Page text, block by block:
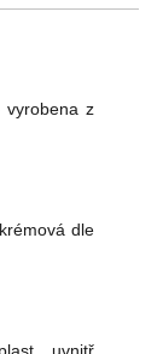
vyrobena z
dle